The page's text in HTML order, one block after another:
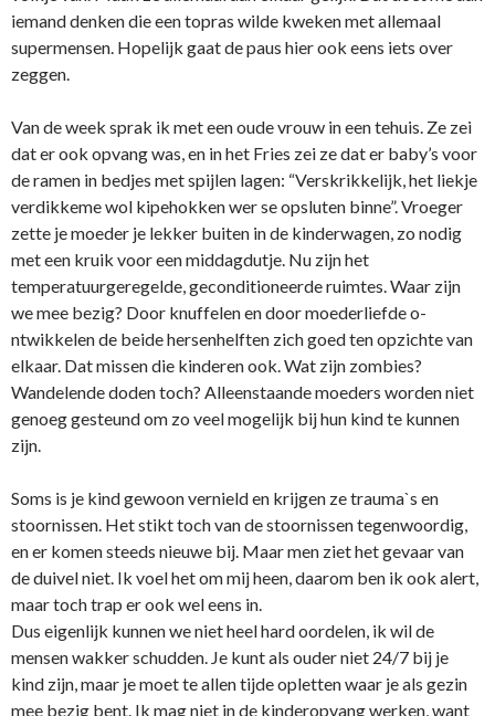
iemand denken die een topras wilde kweken met allemaal
supermensen. Hopelijk gaat de paus hier ook eens iets over
zeggen.
Van de week sprak ik met een oude vrouw in een tehuis. Ze zei
dat er ook opvang was, en in het Fries zei ze dat er baby’s voor
de ramen in bedjes met spijlen lagen: “Verskrikkelijk, het liekje
verdikkeme wol kipehokken wer se opsluten binne”. Vroeger
zette je moeder je lekker buiten in de kinderwagen, zo nodig
met een kruik voor een middagdutje. Nu zijn het
temperatuurgeregelde, geconditioneerde ruimtes. Waar zijn
we mee bezig? Door knuffelen en door moederliefde o­
ntwikkelen de beide hersenhelften zich goed ten opzichte van
elkaar. Dat missen die kinderen ook. Wat zijn zombies?
Wandelende doden toch? Alleenstaande moeders worden niet
genoeg gesteund om zo veel mogelijk bij hun kind te kunnen
zijn.
Soms is je kind gewoon vernield en krijgen ze trauma`s en
stoornissen. Het stikt toch van de stoornissen tegenwoordig,
en er komen steeds nieuwe bij. Maar men ziet het gevaar van
de duivel niet. Ik voel het om mij heen, daarom ben ik ook alert,
maar toch trap er ook wel eens in.
Dus eigenlijk kunnen we niet heel hard oordelen, ik wil de
mensen wakker schudden. Je kunt als ouder niet 24/7 bij je
kind zijn, maar je moet te allen tijde opletten waar je als gezin
mee bezig bent. Ik mag niet in de kinderopvang werken, want